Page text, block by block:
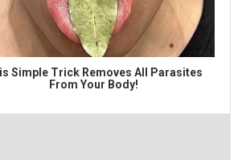
Simple Trick Removes All Parasites
From Your Body!